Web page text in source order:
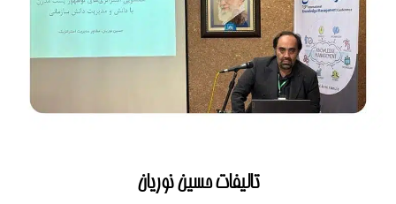
تالیفات حسین نوریان